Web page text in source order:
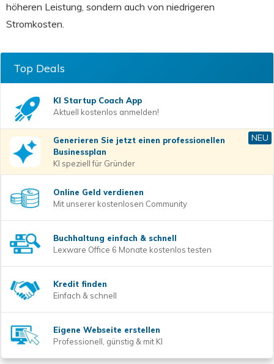
höheren Leistung, sondern auch von niedrigeren
Stromkosten.
Top Deals
KI Startup Coach App
Aktuell kostenlos anmelden!
NEU
Generieren Sie jetzt einen professionellen
Businessplan
KI speziell für Gründer
Online Geld verdienen
Mit unserer kostenlosen Community
Buchhaltung einfach & schnell
Lexware Office 6 Monate kostenlos testen
Kredit finden
Einfach & schnell
Eigene Webseite erstellen
Professionell, günstig & mit KI